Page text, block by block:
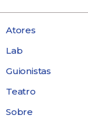
Atores
Lab
Guionistas
Teatro
Sobre